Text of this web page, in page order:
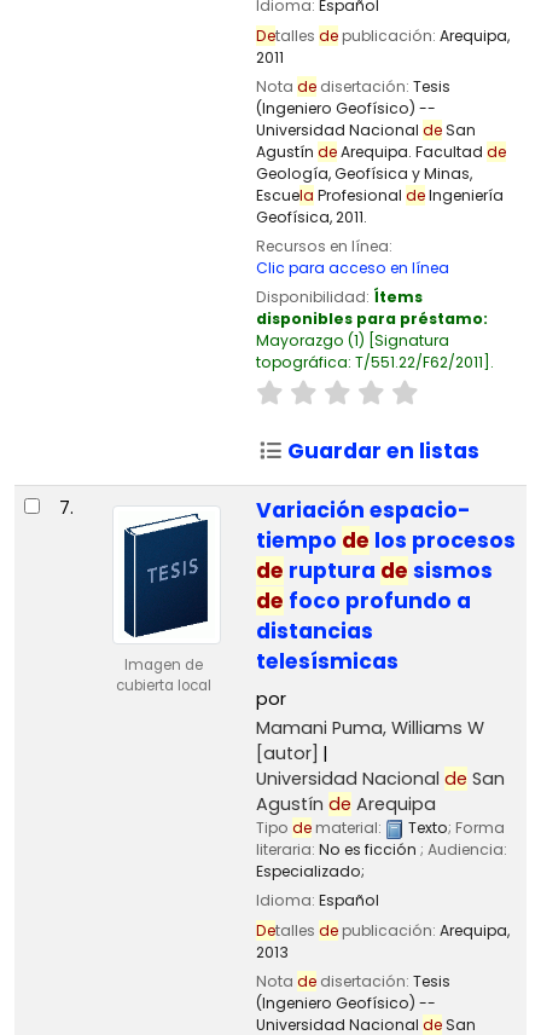
Idioma: Español
Detalles depublicación: Arequipa,
2011
Nota dedisertación: Tesis
(Ingeniero Geofísico) --
Universidad Nacional deSan
Agustín deArequipa. Facultad de
Geología, Geofísica y Minas,
Escuela Profesional deIngeniería
Geofísica, 2011.
Recursos en línea:
Clic para acceso en línea
Disponibilidad: Ítems
disponibles para préstamo:
Mayorazgo (1) Signatura
topográfica: T/551.22/F62/2011 .
Guardar en listas
7.
Imagen de
cubierta local
Variación espacio-
tiempo de los procesos
de ruptura de sismos
de foco profundo a
distancias
telesísmicas
por
Mamani Puma, Williams W
[autor]
Universidad Nacional de San
Agustín de Arequipa
Tipo dematerial: Texto; Forma
literaria: No es ficción ; Audiencia:
Especializado;
Idioma: Español
Detalles depublicación: Arequipa,
2013
Nota dedisertación: Tesis
(Ingeniero Geofísico) --
Universidad Nacional deSan